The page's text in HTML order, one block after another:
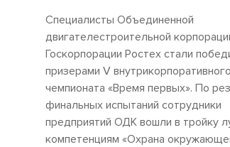
Специалисты Объединенной
двигателестроительной
Госкорпорации Ростех стали
призерами V внутрикорпоративного
чемпионата «Время первых». По
финальных испытаний сотрудники
предприятий ОДК вошли в тройку
компетенциям «Охрана